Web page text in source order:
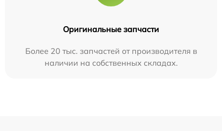
Оригинальные запчасти
Более 20 тыс. запчастей от производителя в
наличии на собственных складах.